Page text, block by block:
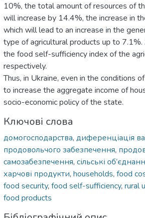
10%, the total amount of resources of
will increase by 14.4%, the increase in
which will lead to an increase in the
type of agricultural products up to
the food self-sufficiency index of the
respectively.
Thus, in Ukraine, even in the conditions
to increase the aggregate income of
socio-economic policy of the state.
Ключові слова
домогосподарства, диференціація
продовольчого забезпечення,
самозабезпечення, сільські
харчові продукти, households, food
food security, food self-sufficiency, rural
food products